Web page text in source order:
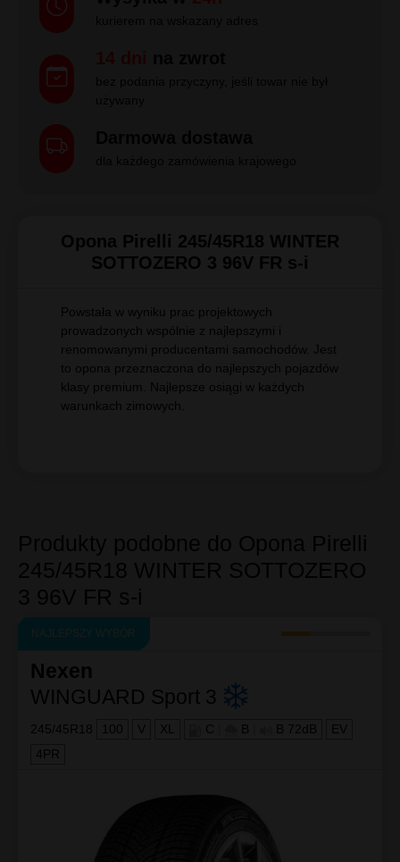
Opona Pirelli 245/45R18 WINTER
SOTTOZERO 3 96V FR s-i
Powstała w wyniku prac projektowych
prowadzonych wspólnie z najlepszymi i
renomowanymi producentami samochodów. Jest
to opona przeznaczona do najlepszych pojazdów
klasy premium. Najlepsze osiągi w każdych
warunkach zimowych.
NAJLEPSZY WYBÓR
Nexen
WINGUARD Sport 3
245/45R18 100 V XL C B B 72dB
EV
4PR